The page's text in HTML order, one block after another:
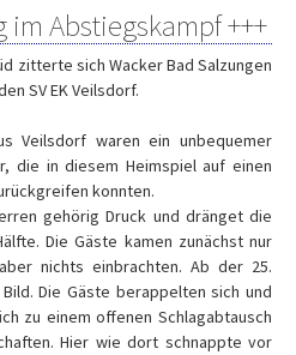
im Abstiegskampf +++
zitterte sich Wacker Bad Salzungen
SV EK Veilsdorf.
Veilsdorf waren ein unbequemer
die in diesem Heimspiel auf einen
konnten.
gehörig Druck und dränget die
Die Gäste kamen zunächst nur
nichts einbrachten. Ab der 25.
Die Gäste berappelten sich und
zu einem offenen Schlagabtausch
Hier wie dort schnappte vor